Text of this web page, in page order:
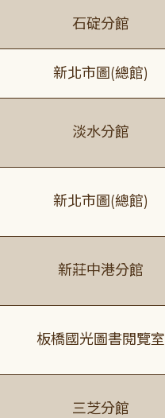
石碇分館
新北市圖(總館)
淡水分館
新北市圖(總館)
新莊中港分館
板橋國光圖書閱覽室
三芝分館